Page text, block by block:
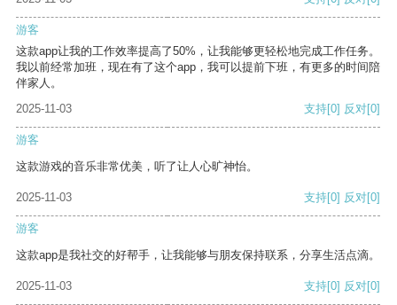
游客
这款app让我的工作效率提高了50%，让我能够更轻松地完成工作任务。
我以前经常加班，现在有了这个app，我可以提前下班，有更多的时间陪
伴家人。
2025-11-03
支持[0] 反对[0]
游客
这款游戏的音乐非常优美，听了让人心旷神怡。
2025-11-03 支持[0] 反对[0]
游客
这款app是我社交的好帮手，让我能够与朋友保持联系，分享生活点滴。
2025-11-03 支持[0] 反对[0]